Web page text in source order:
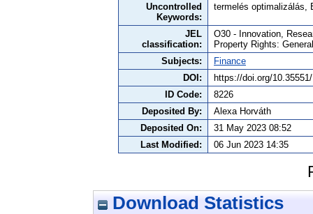
Uncontrolled
Keywords:
termelés optimalizálás,
JEL
classification:
O30 - Innovation,
Property Rights: General
Subjects:
Finance
DOI:
https://doi.org/
ID Code:
8226
Deposited By:
Alexa Horváth
Deposited On:
31 May 2023 08:52
Last Modified:
06 Jun 2023 14:35
Download Statistics